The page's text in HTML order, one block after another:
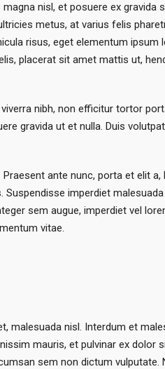
nisl, et posuere ex gravida
metus, at varius felis
risus, eget elementum
placerat sit amet mattis ut,
nibh, non efficitur tortor
gravida ut et nulla. Duis
ante nunc, porta et elit
imperdiet
sem augue, imperdiet vel
vitae.
malesuada nisl. Interdum et
mauris, et pulvinar ex dolor
sem non dictum